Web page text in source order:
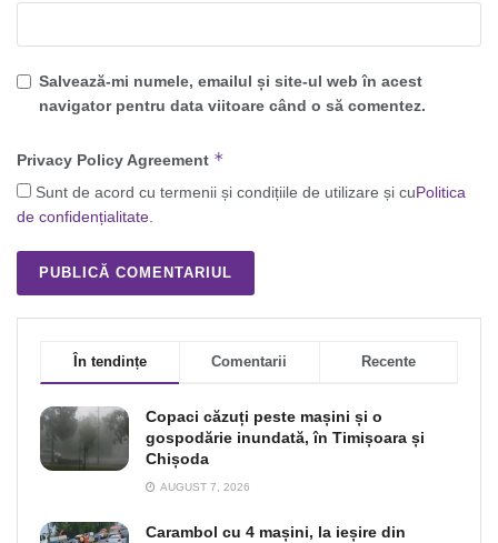
Salvează-mi numele, emailul și site-ul web în acest
navigator pentru data viitoare când o să comentez.
Privacy Policy Agreement *
Sunt de acord cu termenii și condițiile de utilizare și cuPolitica
de confidențialitate.
În tendințe Comentarii Recente
Copaci căzuți peste mașini și o
gospodărie inundată, în Timișoara și
Chișoda
AUGUST 7, 2026
Carambol cu 4 mașini, la ieșire din